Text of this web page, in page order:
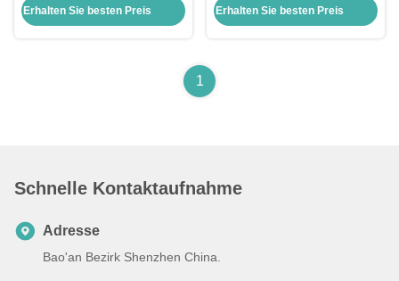
Schloss Picking
Erhalten Sie besten Preis
Edelstahl Set für zivile Schlosser
Werkzeug Tubular Lock Pick
Erhalten Sie besten Preis
1
Schnelle Kontaktaufnahme
Adresse
Bao'an Bezirk Shenzhen China.